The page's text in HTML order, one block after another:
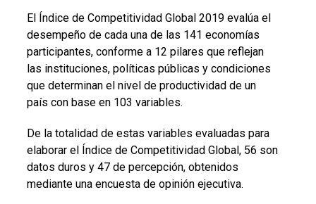
El Índice de Competitividad Global 2019 evalúa el
desempeño de cada una de las 141 economías
participantes, conforme a 12 pilares que reflejan
las instituciones, políticas públicas y condiciones
que determinan el nivel de productividad de un
país con base en 103 variables.
De la totalidad de estas variables evaluadas para
elaborar el Índice de Competitividad Global, 56 son
datos duros y 47 de percepción, obtenidos
mediante una encuesta de opinión ejecutiva.